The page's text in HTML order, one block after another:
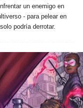
un enemigo en
- para pelear en
podría derrotar.